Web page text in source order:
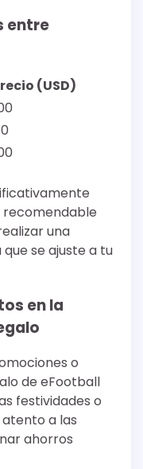
entre
(USD)
recomendable
una
se ajuste a tu
en la
o
de eFootball
festividades o
a las
ahorros